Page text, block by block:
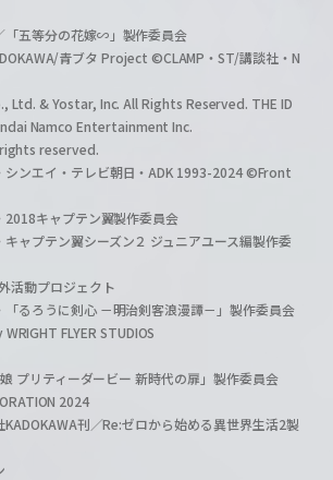
五等分の花嫁∽」製作委員会
青ブタ Project ©CLAMP・ST/講談社・N
Ltd. & Yostar, Inc. All Rights Reserved. THE ID
Namco Entertainment Inc.
reserved.
ンエイ・テレビ朝日・ADK 1993-2024 ©Front
キャプテン翼製作委員会
ャプテン翼シーズン２ ジュニアユース編製作委
活動プロジェクト
るろうに剣心 －明治剣客浪漫譚－」製作委員会
FLYER STUDIOS
プリティーダービー 新時代の扉」製作委員会
2024
刊／Re:ゼロから始める異世界生活2製